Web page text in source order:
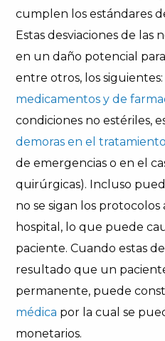
cumplen los estándares
Estas desviaciones de
en un daño potencial
entre otros, los
medicamentos y de
condiciones no estériles,
demoras en el tratamiento
de emergencias o en el
quirúrgicas). Incluso
no se sigan los protocolos
hospital, lo que puede
paciente. Cuando estas
resultado que un
permanente, puede
médica por la cual se
monetarios.